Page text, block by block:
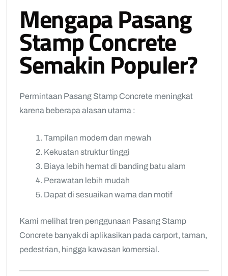
Mengapa Pasang
Stamp Concrete
Semakin Populer?
Permintaan Pasang Stamp Concrete meningkat
karena beberapa alasan utama :
Tampilan modern dan mewah
Kekuatan struktur tinggi
Biaya lebih hemat di banding batu alam
Perawatan lebih mudah
Dapat di sesuaikan warna dan motif
Kami melihat tren penggunaan Pasang Stamp
Concrete banyak di aplikasikan pada carport, taman,
pedestrian, hingga kawasan komersial.